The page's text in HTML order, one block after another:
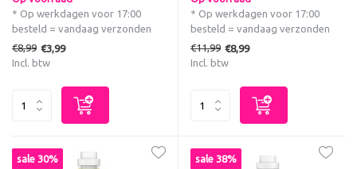
* Op werkdagen voor 17:00
besteld = vandaag verzonden
€8,99 €3,99
Incl. btw
* Op werkdagen voor 17:00
besteld = vandaag verzonden
€11,99 €8,99
Incl. btw
sale 30% sale 38%